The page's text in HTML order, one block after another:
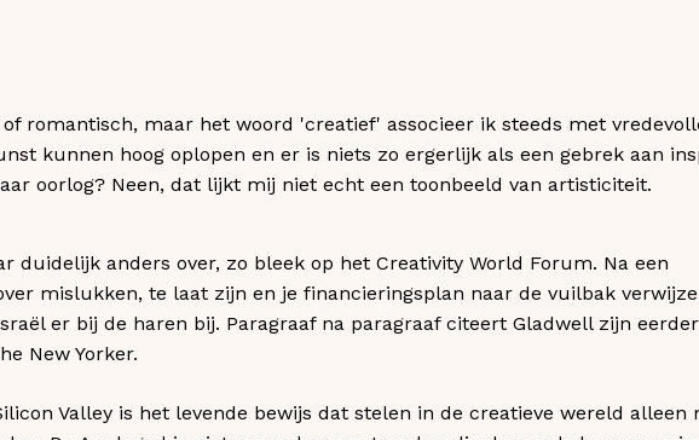
romantisch, maar het woord 'creatief' associeer ik steeds met
kunnen hoog oplopen en er is niets zo ergerlijk als een gebrek aan
oorlog? Neen, dat lijkt mij niet echt een toonbeeld van artisticiteit.
duidelijk anders over, zo bleek op het Creativity World Forum. Na een
mislukken, te laat zijn en je financieringsplan naar de vuilbak
er bij de haren bij. Paragraaf na paragraaf citeert Gladwell zijn eerder
New Yorker.
Valley is het levende bewijs dat stelen in de creatieve wereld alleen